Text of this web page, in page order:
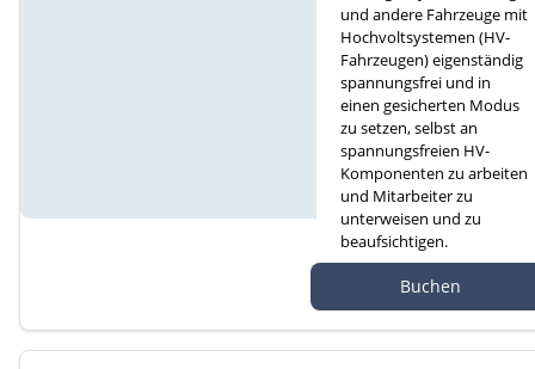
und andere Fahrzeuge mit
Hochvoltsystemen (HV-
Fahrzeugen) eigenständig
spannungsfrei und in
einen gesicherten Modus
zu setzen, selbst an
spannungsfreien HV-
Komponenten zu arbeiten
und Mitarbeiter zu
unterweisen und zu
beaufsichtigen.
atte 1D, 6260 Reiden
Buchen